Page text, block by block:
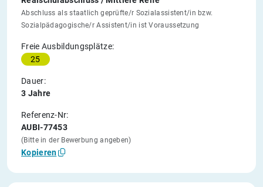
Abschluss als staatlich geprüfte/r Sozialassistent/in bzw.
Sozialpädagogische/r Assistent/in ist Voraussetzung
Freie Ausbildungsplätze:
25
Dauer:
3 Jahre
Referenz-Nr:
AUBI-77453
(Bitte in der Bewerbung angeben)
Kopieren